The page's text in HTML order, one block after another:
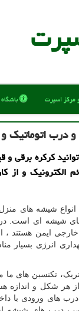
مركز اسپرت باشگاه
اتوماتیك و
كركره برقی و
الكترونیك و از
انواع شیشه های
شیشه ای است.
ایمن هستند ،
انرژی بسیار
تکنسین های
هر شکل و اندازه
درب های ورودی با